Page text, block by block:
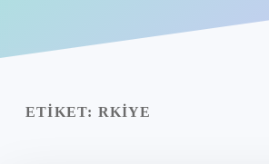
Yasal Uyarı
ETIKET: RKIYE